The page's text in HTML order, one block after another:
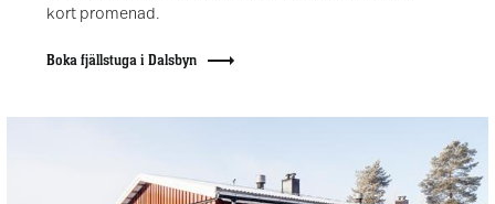
kort promenad.
Boka fjällstuga i Dalsbyn